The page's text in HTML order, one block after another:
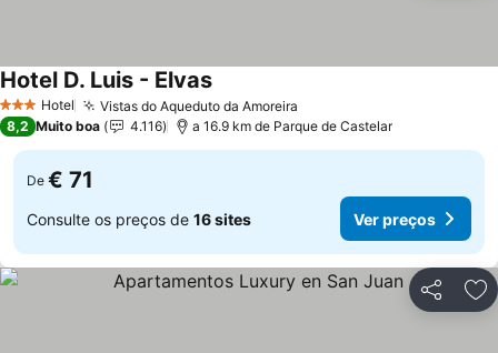
3 EstrelasHotel Vistas do Aqueduto da Amoreira
Hotel D. Luis - Elvas
8,2 Muito boa 4.116 a 16.9 km de Parque de Castelar
De € 71
Consulte os preços de 16 sites Ver preços
Partilhar